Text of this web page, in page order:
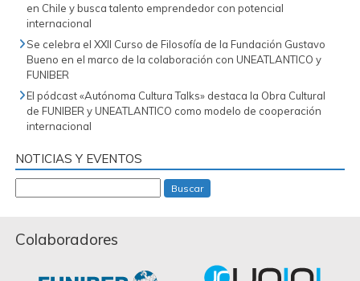
en Chile y busca talento emprendedor con potencial
internacional
Se celebra el XXII Curso de Filosofía de la Fundación Gustavo
Bueno en el marco de la colaboración con UNEATLANTICO y
FUNIBER
El pódcast «Autónoma Cultura Talks» destaca la Obra Cultural
de FUNIBER y UNEATLANTICO como modelo de cooperación
internacional
NOTICIAS Y EVENTOS
Buscar
Colaboradores